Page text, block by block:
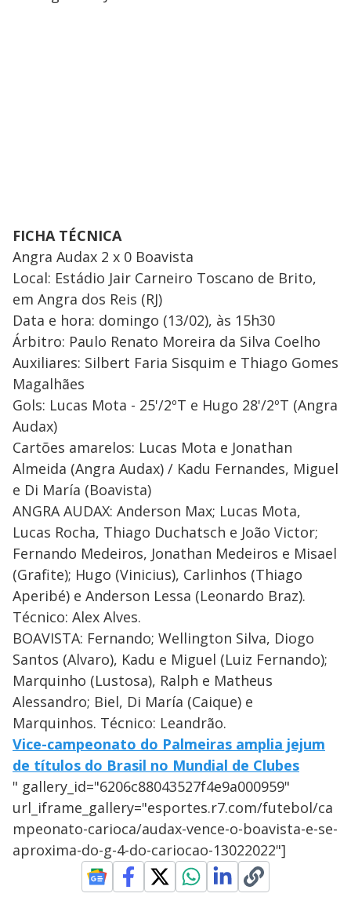
FICHA TÉCNICA
Angra Audax 2 x 0 Boavista
Local: Estádio Jair Carneiro Toscano de Brito,
em Angra dos Reis (RJ)
Data e hora: domingo (13/02), às 15h30
Árbitro: Paulo Renato Moreira da Silva Coelho
Auxiliares: Silbert Faria Sisquim e Thiago Gomes
Magalhães
Gols: Lucas Mota - 25'/2ºT e Hugo 28'/2ºT (Angra
Audax)
Cartões amarelos: Lucas Mota e Jonathan
Almeida (Angra Audax) / Kadu Fernandes, Miguel
e Di María (Boavista)
ANGRA AUDAX: Anderson Max; Lucas Mota,
Lucas Rocha, Thiago Duchatsch e João Victor;
Fernando Medeiros, Jonathan Medeiros e Misael
(Grafite); Hugo (Vinicius), Carlinhos (Thiago
Aperibé) e Anderson Lessa (Leonardo Braz).
Técnico: Alex Alves.
BOAVISTA: Fernando; Wellington Silva, Diogo
Santos (Alvaro), Kadu e Miguel (Luiz Fernando);
Marquinho (Lustosa), Ralph e Matheus
Alessandro; Biel, Di María (Caique) e
Marquinhos. Técnico: Leandrão.
Vice-campeonato do Palmeiras amplia jejum
de títulos do Brasil no Mundial de Clubes
" gallery_id="6206c88043527f4e9a000959"
url_iframe_gallery="esportes.r7.com/futebol/ca
mpeonato-carioca/audax-vence-o-boavista-e-se-
aproxima-do-g-4-do-cariocao-13022022"]